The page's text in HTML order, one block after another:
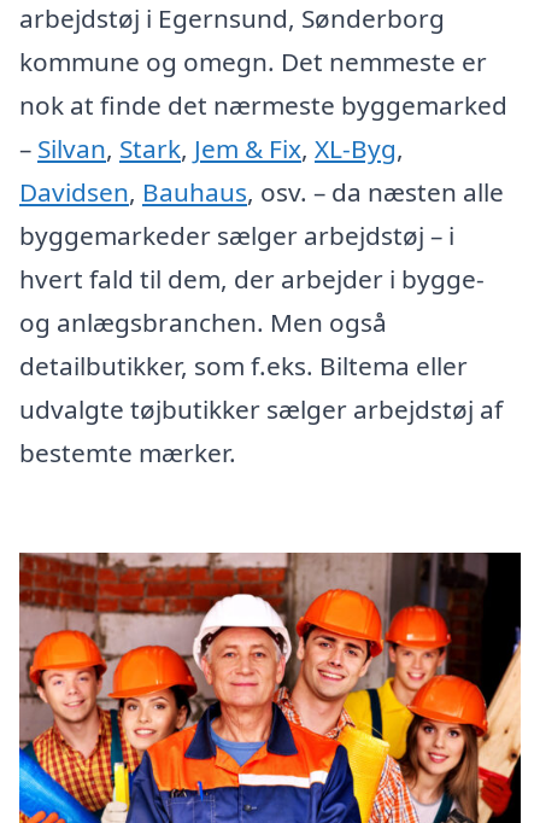
arbejdstøj i Egernsund, Sønderborg
kommune og omegn. Det nemmeste er
nok at finde det nærmeste byggemarked
– Silvan, Stark, Jem & Fix, XL-Byg,
Davidsen, Bauhaus, osv. – da næsten alle
byggemarkeder sælger arbejdstøj – i
hvert fald til dem, der arbejder i bygge-
og anlægsbranchen. Men også
detailbutikker, som f.eks. Biltema eller
udvalgte tøjbutikker sælger arbejdstøj af
bestemte mærker.